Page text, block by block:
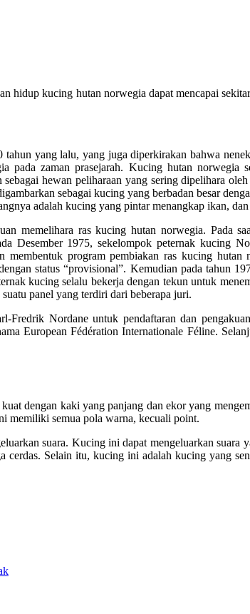
hidup kucing hutan norwegia dapat mencapai
yang lalu, yang juga diperkirakan bahwa
zaman prasejarah. Kucing hutan norwegia
hewan peliharaan yang sering dipelihara
sebagai kucing yang berbadan besar
adalah kucing yang pintar menangkap ikan, dan
memelihara ras kucing hutan norwegia. Pada
Desember 1975, sekelompok peternak kucing
membentuk program pembiakan ras kucing
status “provisional”. Kemudian pada tahun
kucing selalu bekerja dengan tekun untuk
panel yang terdiri dari beberapa juri.
Nordane untuk pendaftaran dan
European Fédération Internationale Féline.
dengan kaki yang panjang dan ekor yang
memiliki semua pola warna, kecuali point.
suara. Kucing ini dapat mengeluarkan suara
Selain itu, kucing ini adalah kucing yang